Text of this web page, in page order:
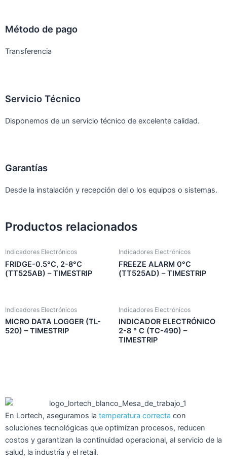
Método de pago
Transferencia
Servicio Técnico
Disponemos de un servicio técnico de excelente calidad.
Garantías
Desde la instalación y recepción del o los equipos o sistemas.
Productos relacionados
Indicadores Electrónicos
FRIDGE-0.5°C, 2-8°C
(TT525AB) – TIMESTRIP
Indicadores Electrónicos
FREEZE ALARM 0°C
(TT525AD) – TIMESTRIP
Indicadores Electrónicos
MICRO DATA LOGGER (TL-
520) – TIMESTRIP
Indicadores Electrónicos
INDICADOR ELECTRÓNICO
2-8 ° C (TC-490) –
TIMESTRIP
En Lortech, aseguramos la temperatura correcta con
soluciones tecnológicas que optimizan procesos, reducen
costos y garantizan la continuidad operacional, al servicio de la
salud, la industria y el retail.